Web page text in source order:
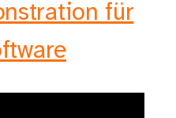
für